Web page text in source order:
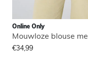
Online Only
Mouwloze blouse
€34,99